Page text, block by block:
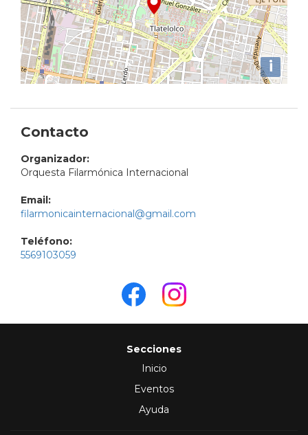
i
Contacto
Organizador:
Orquesta Filarmónica Internacional
Email:
filarmonicainternacional@gmail.com
Teléfono:
5569103059
Secciones
Inicio
Eventos
Ayuda